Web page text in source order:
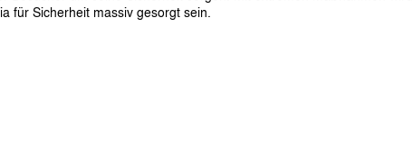
für Sicherheit massiv gesorgt sein.